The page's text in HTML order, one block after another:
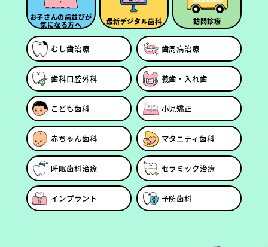
お子さんの歯並びが
気になる方へ
最新デジタル歯科 訪問診療
むし歯治療 歯周病治療
歯科口腔外科 義歯・入れ歯
こども歯科 小児矯正
赤ちゃん歯科 マタニティ歯科
睡眠歯科治療 セラミック治療
インプラント 予防歯科